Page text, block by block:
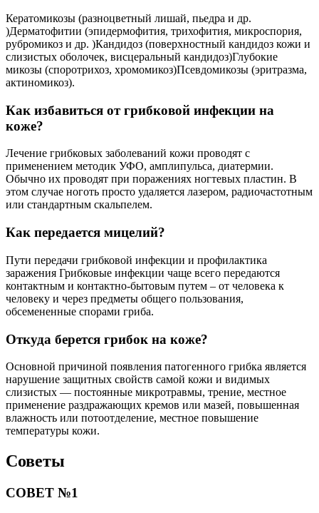
Кератомикозы (разноцветный лишай, пьедра и др.
)Дерматофитии (эпидермофития, трихофития, микроспория,
рубромикоз и др. )Кандидоз (поверхностный кандидоз кожи и
слизистых оболочек, висцеральный кандидоз)Глубокие
микозы (споротрихоз, хромомикоз)Псевдомикозы (эритразма,
актиномикоз).
Как избавиться от грибковой инфекции на
коже?
Лечение грибковых заболеваний кожи проводят с
применением методик УФО, амплипульса, диатермии.
Обычно их проводят при поражениях ногтевых пластин. В
этом случае ноготь просто удаляется лазером, радиочастотным
или стандартным скальпелем.
Как передается мицелий?
Пути передачи грибковой инфекции и профилактика
заражения Грибковые инфекции чаще всего передаются
контактным и контактно-бытовым путем – от человека к
человеку и через предметы общего пользования,
обсемененные спорами гриба.
Откуда берется грибок на коже?
Основной причиной появления патогенного грибка является
нарушение защитных свойств самой кожи и видимых
слизистых — постоянные микротравмы, трение, местное
применение раздражающих кремов или мазей, повышенная
влажность или потоотделение, местное повышение
температуры кожи.
Советы
СОВЕТ №1